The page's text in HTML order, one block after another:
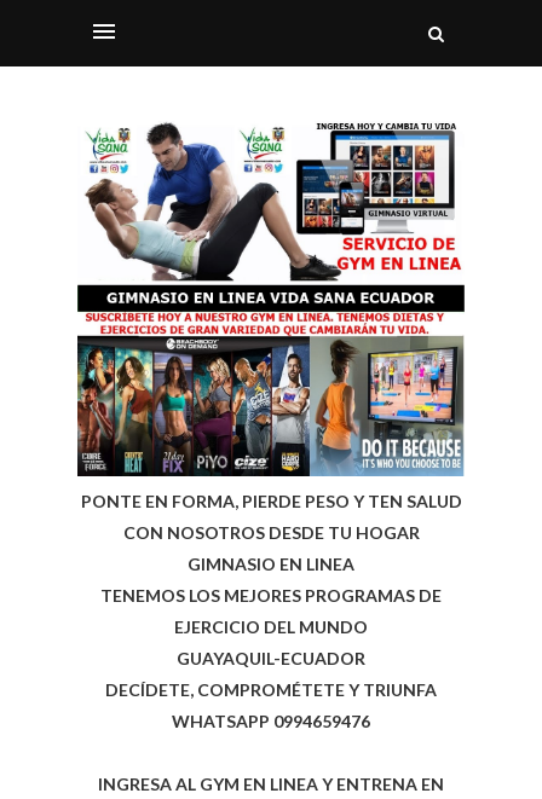
PONTE EN FORMA, PIERDE PESO Y TEN SALUD
CON NOSOTROS DESDE TU HOGAR
GIMNASIO EN LINEA
TENEMOS LOS MEJORES PROGRAMAS DE
EJERCICIO DEL MUNDO
GUAYAQUIL-ECUADOR
DECÍDETE, COMPROMÉTETE Y TRIUNFA
WHATSAPP 0994659476
INGRESA AL GYM EN LINEA Y ENTRENA EN